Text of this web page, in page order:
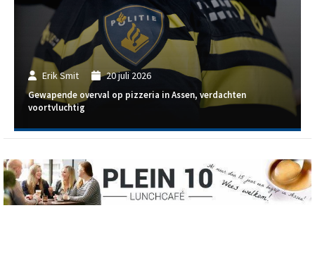
Erik Smit 20 juli 2026
Gewapende overval op pizzeria in Assen, verdachten
voortvluchtig